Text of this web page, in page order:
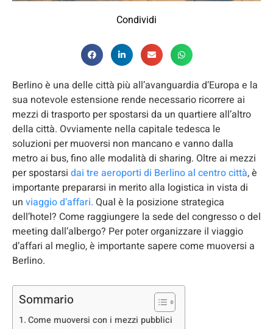
Condividi
Berlino è una delle città più all’avanguardia d’Europa e la
sua notevole estensione rende necessario ricorrere ai
mezzi di trasporto per spostarsi da un quartiere all’altro
della città. Ovviamente nella capitale tedesca le
soluzioni per muoversi non mancano e vanno dalla
metro ai bus, fino alle modalità di sharing. Oltre ai mezzi
per spostarsi dai tre aeroporti di Berlino al centro città, è
importante prepararsi in merito alla logistica in vista di
un viaggio d’affari. Qual è la posizione strategica
dell’hotel? Come raggiungere la sede del congresso o del
meeting dall’albergo? Per poter organizzare il viaggio
d’affari al meglio, è importante sapere come muoversi a
Berlino.
Sommario
Come muoversi con i mezzi pubblici